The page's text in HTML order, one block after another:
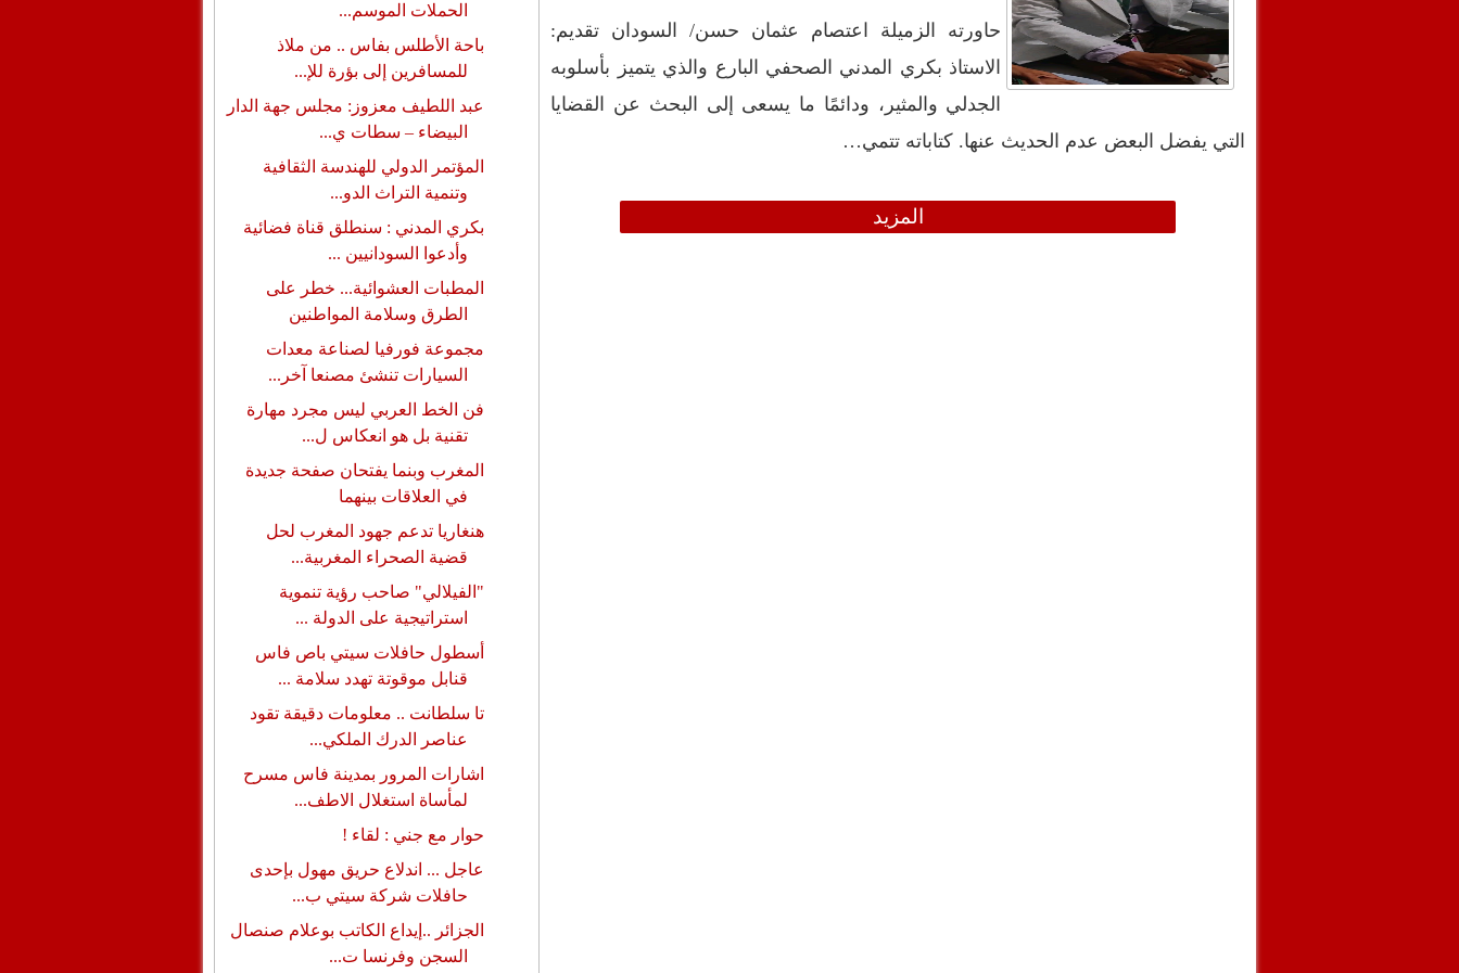
حاورته الزميلة اعتصام عثمان حسن/ السودان تقديم:
الاستاذ بكري المدني الصحفي البارع والذي يتميز بأسلوبه
الجدلي والمثير، ودائمًا ما يسعى إلى البحث عن القضايا
التي يفضل البعض عدم الحديث عنها. كتاباته تتمي…
المزيد
الحملات الموسم...
باحة الأطلس بفاس .. من ملاذ
للمسافرين إلى بؤرة للإ...
عبد اللطيف معزوز: مجلس جهة الدار
البيضاء – سطات ي...
المؤتمر الدولي للهندسة الثقافية
وتنمية التراث الدو...
بكري المدني : سنطلق قناة فضائية
وأدعوا السودانيين ...
المطبات العشوائية... خطر على
الطرق وسلامة المواطنين
مجموعة فورفيا لصناعة معدات
السيارات تنشئ مصنعا آخر...
فن الخط العربي ليس مجرد مهارة
تقنية بل هو انعكاس ل...
المغرب وبنما يفتحان صفحة جديدة
في العلاقات بينهما
هنغاريا تدعم جهود المغرب لحل
قضية الصحراء المغربية...
"الفيلالي" صاحب رؤية تنموية
استراتيجية على الدولة ...
أسطول حافلات سيتي باص فاس
قنابل موقوتة تهدد سلامة ...
تا سلطانت .. معلومات دقيقة تقود
عناصر الدرك الملكي...
اشارات المرور بمدينة فاس مسرح
لمأساة استغلال الاطف...
حوار مع جني : لقاء !
عاجل ... اندلاع حريق مهول بإحدى
حافلات شركة سيتي ب...
الجزائر ..إيداع الكاتب بوعلام صنصال
السجن وفرنسا ت...